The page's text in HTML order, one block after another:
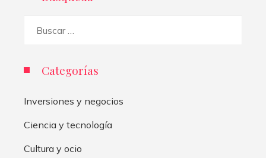
Categorías
Inversiones y negocios
Ciencia y tecnología
Cultura y ocio